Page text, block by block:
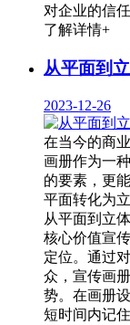
对企业的信
了解详情+
从平面到
2023-12-26
在当今的商
画册作为一
的要素，更
平面转化为
从平面到立
核心价值宣
定位。通过
众，宣传画
势。在画册
短时间内记